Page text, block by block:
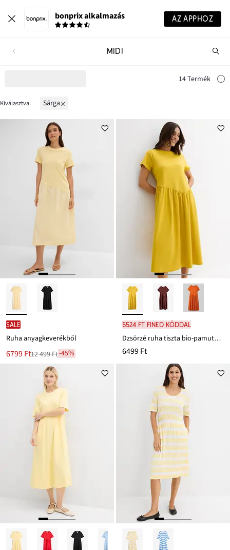
bonprix alkalmazás AZ APPHOZ
MIDI
14 Termék
Kiválasztva: sárga
SALE
Ruha anyagkeverékből
Új
6799 Ft
Leárazva12 499 Ft-45%
5524 Ft FINED kóddal
Dzsörzé ruha tiszta bio-pamutból
6499 Ft